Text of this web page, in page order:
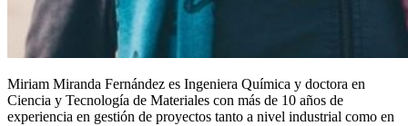
Miriam Miranda Fernández es Ingeniera Química y doctora en
Ciencia y Tecnología de Materiales con más de 10 años de
experiencia en gestión de proyectos tanto a nivel industrial como en